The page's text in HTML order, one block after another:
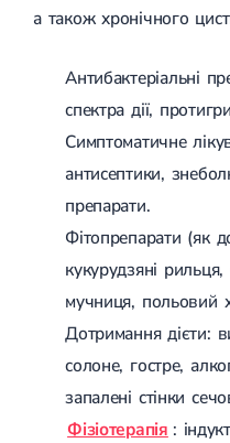
а також хронічного
Антибактеріальні
спектра дії,
Симптоматичне
антисептики,
препарати.
Фітопрепарати (як
кукурудзяні
мучниця, польовий
Дотримання дієти:
солоне, гостре,
запалені стінки
Фізіотерапія :